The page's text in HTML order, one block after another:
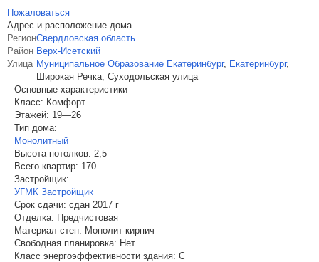
Пожаловаться
Адрес и расположение дома
РегионСвердловская область
Район Верх-Исетский
Улица Муниципальное Образование Екатеринбург, Екатеринбург,
Широкая Речка, Суходольская улица
Основные характеристики
Класс: Комфорт
Этажей: 19—26
Тип дома:
Монолитный
Высота потолков: 2,5
Всего квартир: 170
Застройщик:
УГМК Застройщик
Срок сдачи: сдан 2017 г
Отделка: Предчистовая
Материал стен: Монолит-кирпич
Свободная планировка: Нет
Класс энергоэффективности здания: C